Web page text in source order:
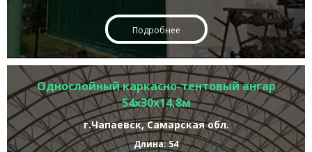
Подробнее
Однослойный каркасно-тентовый ангар
54х30х14,8м
г.Чапаевск, Самарская обл.
Длина: 54